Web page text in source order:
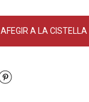
AFEGIR A LA CISTELLA